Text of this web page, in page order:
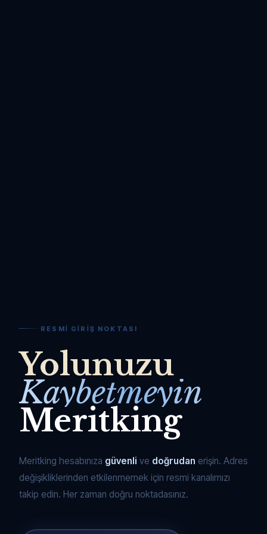
RESMI GIRIŞ NOKTASI
Yolunuzu
Kaybetmeyin
Meritking
Meritking hesabınıza güvenli ve doğrudan erişin. Adres
değişikliklerinden etkilenmemek için resmi kanalımızı
takip edin. Her zaman doğru noktadasınız.